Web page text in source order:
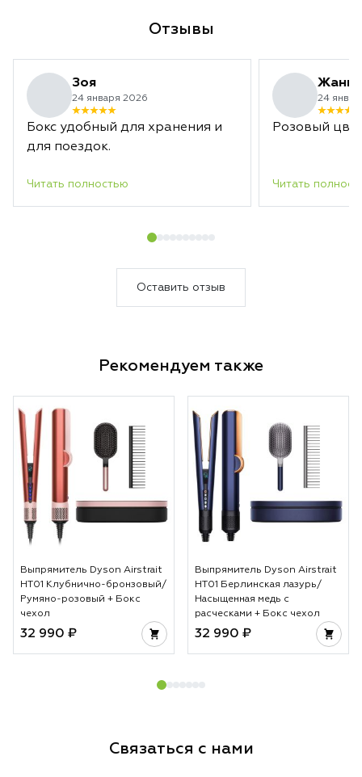
Отзывы
Зоя
24 января 2026
Бокс удобный для хранения и
для поездок.
Читать полностью
Жанна
24
Розовый
Читать
Оставить отзыв
Рекомендуем также
Выпрямитель Dyson Airstrait
HT01 Клубнично-бронзовый/
Румяно-розовый + Бокс
чехол
32 990 ₽
Выпрямитель Dyson Airstrait
HT01 Берлинская лазурь/
Насыщенная медь с
расческами + Бокс чехол
32 990 ₽
Связаться с нами